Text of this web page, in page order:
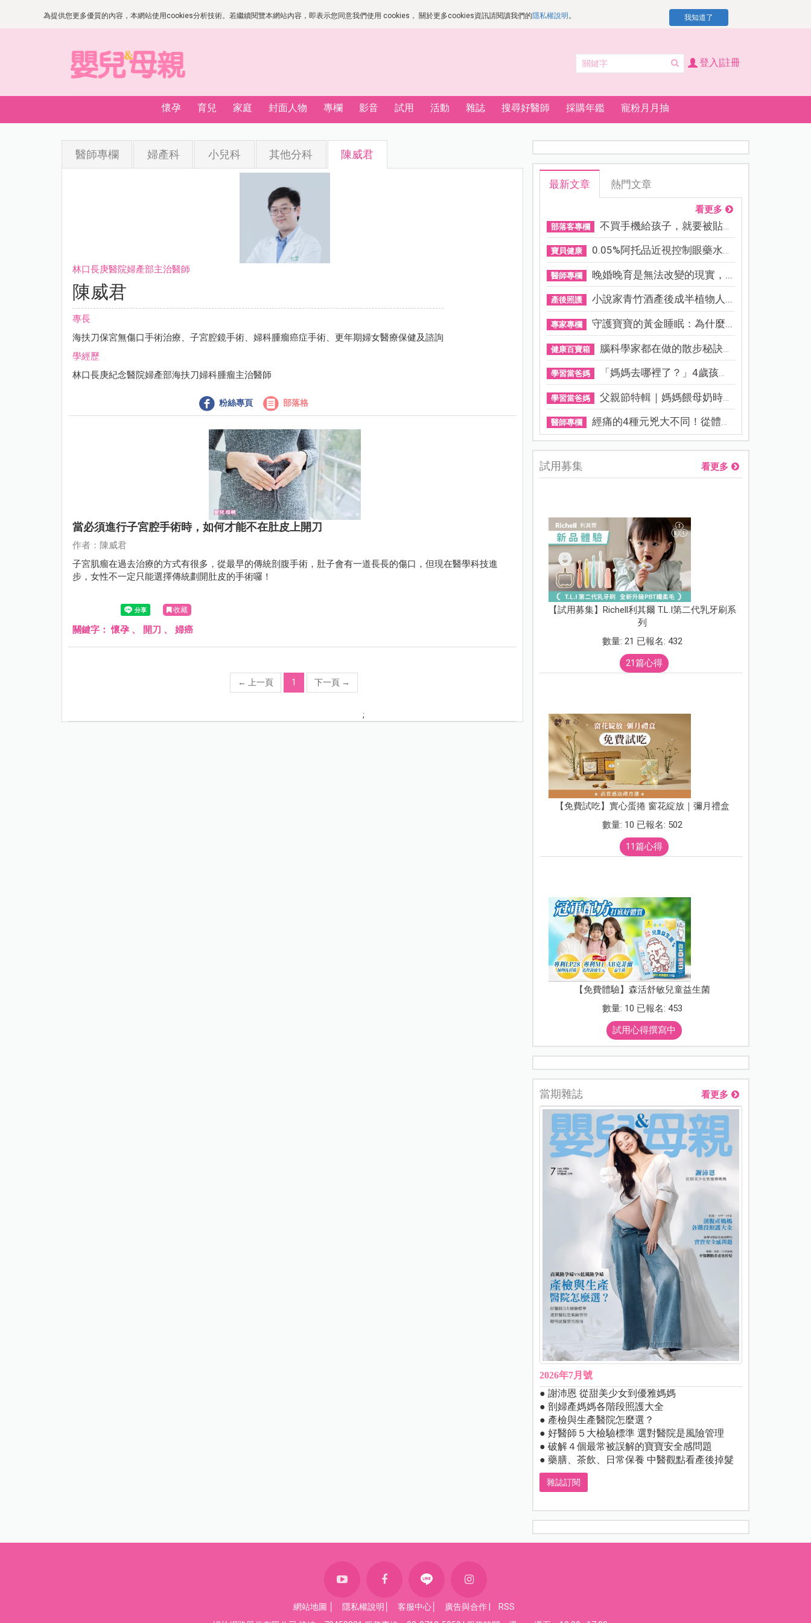
為提供您更多優質的內容，本網站使用cookies分析技術。若繼續閱覽本網站內容，即表示您同意我們使用 cookies， 關於更多cookies資訊請閱讀我們的隱私權說明 。 我知道了
登入|註冊
懷孕 育兒 家庭 封面人物 專欄 影音 試用 活動 雜誌 搜尋好醫師 採購年鑑 寵粉月月抽
醫師專欄 婦產科 小兒科 其他分科 陳威君
林口長庚醫院婦產部主治醫師
陳威君
專長
海扶刀保宮無傷口手術治療、子宮腔鏡手術、婦科腫瘤癌症手術、更年期婦女醫療保健及諮詢
學經歷
林口長庚紀念醫院婦產部海扶刀婦科腫瘤主治醫師
粉絲專頁 部落格
當必須進行子宮腔手術時，如何才能不在肚皮上開刀
作者：陳威君
子宮肌瘤在過去治療的方式有很多，從最早的傳統剖腹手術，肚子會有一道長長的傷口，但現在醫學科技進
步，女性不一定只能選擇傳統劃開肚皮的手術囉！
收藏
關鍵字：懷孕 、 開刀 、 婦癌
← 上一頁 1 下一頁 →
;
最新文章 熱門文章
看更多
部落客專欄 不買手機給孩子，就要被貼「...
寶貝健康 0.05%阿托品近視控制眼藥水納...
醫師專欄 晚婚晚育是無法改變的現實，...
產後照護 小說家青竹酒產後成半植物人...
專家專欄 守護寶寶的黃金睡眠：為什麼...
健康百寶箱 腦科學家都在做的散步秘訣！...
學習當爸媽 「媽媽去哪裡了？」4歲孩子還...
學習當爸媽 父親節特輯｜媽媽餵母奶時，...
醫師專欄 經痛的4種元兇大不同！從體質...
試用募集 看更多
【試用募集】Richell利其爾 T.L.I第二代乳牙刷系
列
數量: 21 已報名: 432
21篇心得
【免費試吃】實心蛋捲 窗花綻放｜彌月禮盒
數量: 10 已報名: 502
11篇心得
【免費體驗】森活舒敏兒童益生菌
數量: 10 已報名: 453
試用心得撰寫中
當期雜誌 看更多
2026年7月號
● 謝沛恩 從甜美少女到優雅媽媽
● 剖婦產媽媽各階段照護大全
● 產檢與生產醫院怎麼選？
● 好醫師５大檢驗標準 選對醫院是風險管理
● 破解４個最常被誤解的寶寶安全感問題
● 藥膳、茶飲、日常保養 中醫觀點看產後掉髮
雜誌訂閱
網站地圖 隱私權說明 客服中心 廣告與合作
RSS